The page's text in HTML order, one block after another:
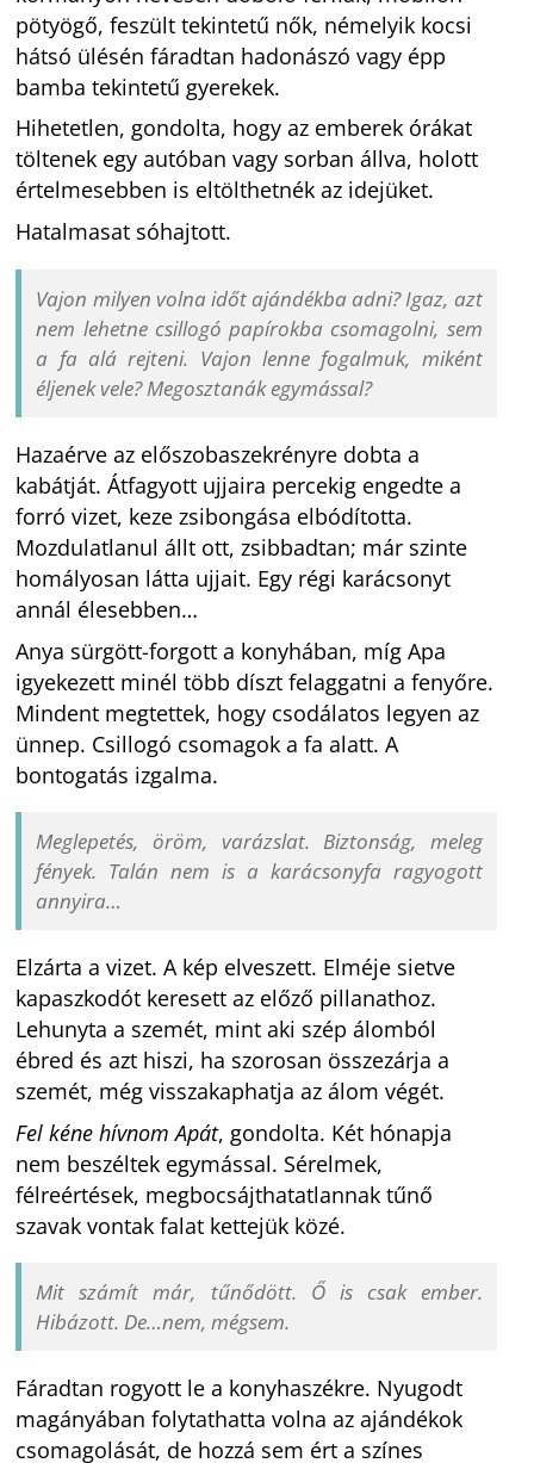
pötyögő, feszült tekintetű nők, némelyik kocsi
hátsó ülésén fáradtan hadonászó vagy épp
bamba tekintetű gyerekek.
Hihetetlen, gondolta, hogy az emberek órákat
töltenek egy autóban vagy sorban állva, holott
értelmesebben is eltölthetnék az idejüket.
Hatalmasat sóhajtott.
Vajon milyen volna időt ajándékba adni? Igaz, azt
nem lehetne csillogó papírokba csomagolni, sem
a fa alá rejteni. Vajon lenne fogalmuk, miként
éljenek vele? Megosztanák egymással?
Hazaérve az előszobaszekrényre dobta a
kabátját. Átfagyott ujjaira percekig engedte a
forró vizet, keze zsibongása elbódította.
Mozdulatlanul állt ott, zsibbadtan; már szinte
homályosan látta ujjait. Egy régi karácsonyt
annál élesebben…
Anya sürgött-forgott a konyhában, míg Apa
igyekezett minél több díszt felaggatni a fenyőre.
Mindent megtettek, hogy csodálatos legyen az
ünnep. Csillogó csomagok a fa alatt. A
bontogatás izgalma.
Meglepetés, öröm, varázslat. Biztonság, meleg
fények. Talán nem is a karácsonyfa ragyogott
annyira…
Elzárta a vizet. A kép elveszett. Elméje sietve
kapaszkodót keresett az előző pillanathoz.
Lehunyta a szemét, mint aki szép álomból
ébred és azt hiszi, ha szorosan összezárja a
szemét, még visszakaphatja az álom végét.
Fel kéne hívnom Apát, gondolta. Két hónapja
nem beszéltek egymással. Sérelmek,
félreértések, megbocsájthatatlannak tűnő
szavak vontak falat kettejük közé.
Mit számít már, tűnődött. Ő is csak ember.
Hibázott. De…nem, mégsem.
Fáradtan rogyott le a konyhaszékre. Nyugodt
magányában folytathatta volna az ajándékok
csomagolását, de hozzá sem ért a színes